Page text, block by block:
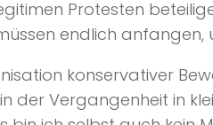
Protesten
endlich
konservativer
der Vergangenheit in